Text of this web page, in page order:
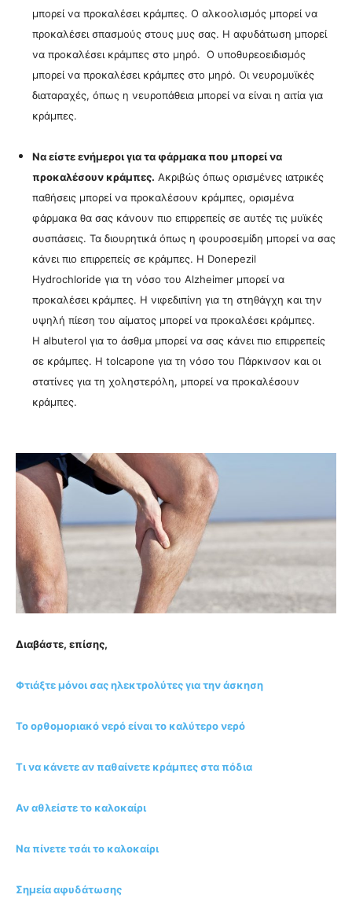
μπορεί να προκαλέσει κράμπες. Ο αλκοολισμός μπορεί να
προκαλέσει σπασμούς στους μυς σας. Η αφυδάτωση μπορεί
να προκαλέσει κράμπες στο μηρό. Ο υποθυρεοειδισμός
μπορεί να προκαλέσει κράμπες στο μηρό. Οι νευρομυϊκές
διαταραχές, όπως η νευροπάθεια μπορεί να είναι η αιτία για
κράμπες.
Να είστε ενήμεροι για τα φάρμακα που μπορεί να
προκαλέσουν κράμπες. Ακριβώς όπως ορισμένες ιατρικές
παθήσεις μπορεί να προκαλέσουν κράμπες, ορισμένα
φάρμακα θα σας κάνουν πιο επιρρεπείς σε αυτές τις μυϊκές
συσπάσεις. Τα διουρητικά όπως η φουροσεμίδη μπορεί να σας
κάνει πιο επιρρεπείς σε κράμπες. Η Donepezil
Hydrochloride για τη νόσο του Alzheimer μπορεί να
προκαλέσει κράμπες. Η νιφεδιπίνη για τη στηθάγχη και την
υψηλή πίεση του αίματος μπορεί να προκαλέσει κράμπες.
Η albuterol για το άσθμα μπορεί να σας κάνει πιο επιρρεπείς
σε κράμπες. Η tolcapone για τη νόσο του Πάρκινσον και οι
στατίνες για τη χοληστερόλη, μπορεί να προκαλέσουν
κράμπες.
Διαβάστε, επίσης,
Φτιάξτε μόνοι σας ηλεκτρολύτες για την άσκηση
Το ορθομοριακό νερό είναι το καλύτερο νερό
Τι να κάνετε αν παθαίνετε κράμπες στα πόδια
Αν αθλείστε το καλοκαίρι
Να πίνετε τσάι το καλοκαίρι
Σημεία αφυδάτωσης